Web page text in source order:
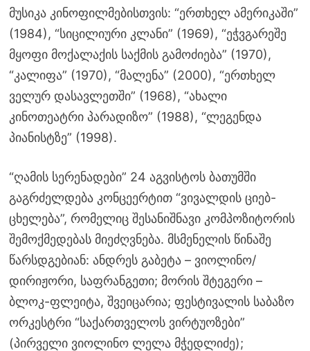
მუსიკა კინოფილმებისთვის: “ერთხელ ამერიკაში”
(1984), “სიცილიური კლანი” (1969), “ეჭვგარეშე
მყოფი მოქალაქის საქმის გამოძიება” (1970),
“კალიფა” (1970), “მალენა” (2000), “ერთხელ
ველურ დასავლეთში” (1968), “ახალი
კინოთეატრი პარადიზო” (1988), “ლეგენდა
პიანისტზე” (1998).
“ღამის სერენადები” 24 აგვისტოს ბათუმში
გაგრძელდება კონცეერტით “ვივალდის ციებ-
ცხელება”, რომელიც შესანიშნავი კომპოზიტორის
შემოქმედებას მიეძღვნება. მსმენელის წინაშე
წარსდგებიან: ანდრეს გაბეტა – ვიოლინო/
დირიჟორი, საფრანგეთი; მორის შტეგერი –
ბლოკ-ფლეიტა, შვეიცარია; ფესტივალის საბაზო
ორკესტრი “საქართველოს ვირტუოზები”
(პირველი ვიოლინო ლელა მჭედლიძე);